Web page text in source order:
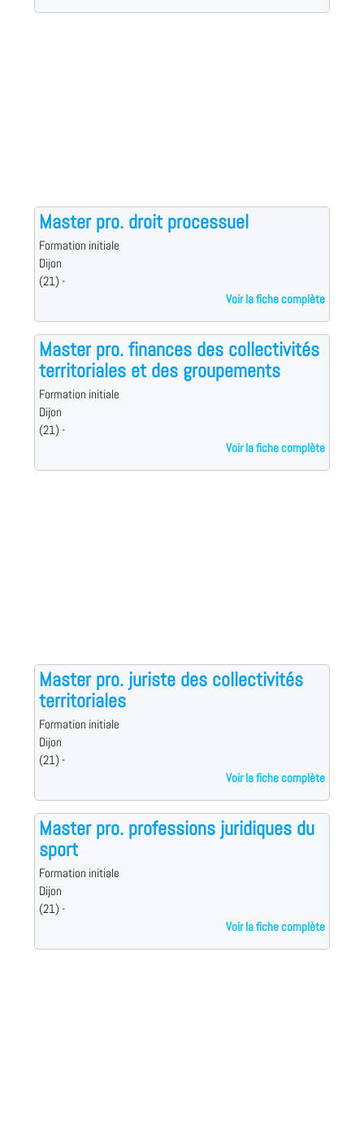
Master pro. droit processuel
Formation initiale
Dijon
(21) -
Voir la fiche complète
Master pro. finances des collectivités
territoriales et des groupements
Formation initiale
Dijon
(21) -
Voir la fiche complète
Master pro. juriste des collectivités
territoriales
Formation initiale
Dijon
(21) -
Voir la fiche complète
Master pro. professions juridiques du
sport
Formation initiale
Dijon
(21) -
Voir la fiche complète